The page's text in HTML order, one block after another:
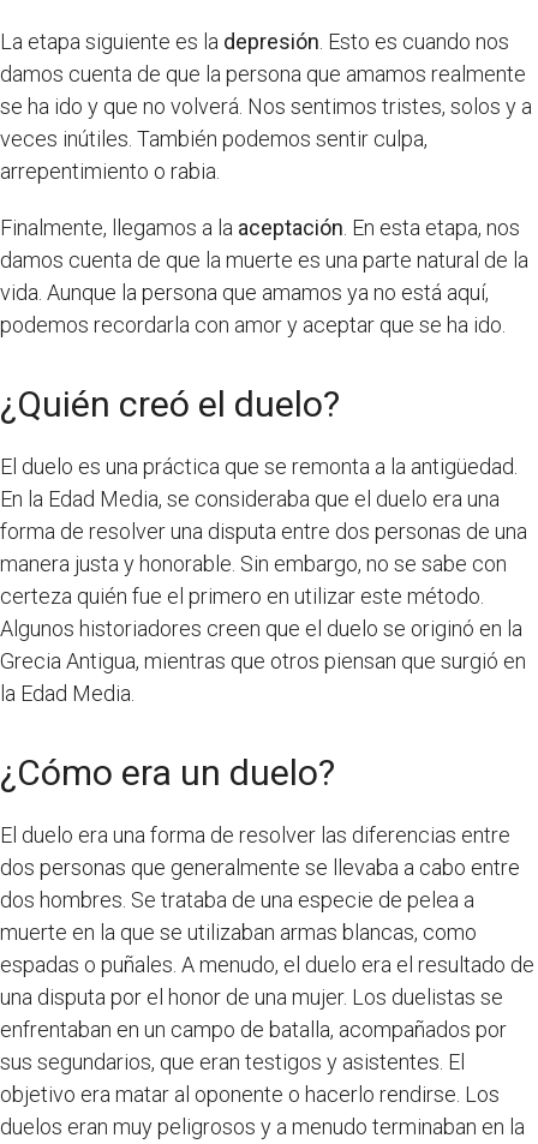
La etapa siguiente es la depresión . Esto es cuando nos
damos cuenta de que la persona que amamos realmente
se ha ido y que no volverá. Nos sentimos tristes, solos y a
veces inútiles. También podemos sentir culpa,
arrepentimiento o rabia.
Finalmente, llegamos a la aceptación . En esta etapa, nos
damos cuenta de que la muerte es una parte natural de la
vida. Aunque la persona que amamos ya no está aquí,
podemos recordarla con amor y aceptar que se ha ido.
¿Quién creó el duelo?
El duelo es una práctica que se remonta a la antigüedad.
En la Edad Media, se consideraba que el duelo era una
forma de resolver una disputa entre dos personas de una
manera justa y honorable. Sin embargo, no se sabe con
certeza quién fue el primero en utilizar este método.
Algunos historiadores creen que el duelo se originó en la
Grecia Antigua, mientras que otros piensan que surgió en
la Edad Media.
¿Cómo era un duelo?
El duelo era una forma de resolver las diferencias entre
dos personas que generalmente se llevaba a cabo entre
dos hombres. Se trataba de una especie de pelea a
muerte en la que se utilizaban armas blancas, como
espadas o puñales. A menudo, el duelo era el resultado de
una disputa por el honor de una mujer. Los duelistas se
enfrentaban en un campo de batalla, acompañados por
sus segundarios, que eran testigos y asistentes. El
objetivo era matar al oponente o hacerlo rendirse. Los
duelos eran muy peligrosos y a menudo terminaban en la